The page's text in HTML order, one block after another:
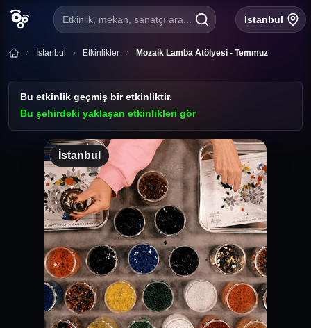
Etkinlik, mekan, sanatçı ara... İstanbul
İstanbul Etkinlikler Mozaik Lamba Atölyesi - Temmuz
Bu etkinlik geçmiş bir etkinliktir.
Bu şehirdeki yaklaşan etkinlikleri gör
İstanbul